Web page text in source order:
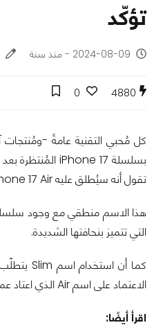
تؤكّد
2024-08-09 - منذ سنة
4880
0
تقول أنه سيُطلق عليه iPhone 17 Air تحدبدًا.
التي تتميز بنحافتها الشديدة.
الاعتماد على اسم Air الذي اعتاد عملاء
اقرأ أيضًا: